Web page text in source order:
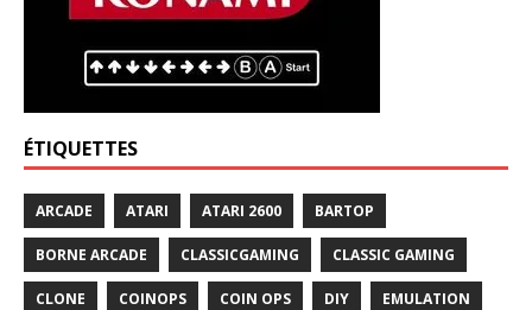
ÉTIQUETTES
ARCADE ATARI ATARI 2600 BARTOP
BORNE ARCADE CLASSICGAMING CLASSIC GAMING
CLONE COINOPS COIN OPS DIY EMULATION